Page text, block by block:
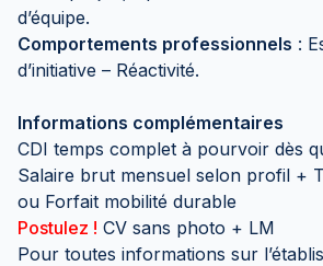
d’équipe.
Comportements professionnels :
d’initiative – Réactivité.
Informations complémentaires
CDI temps complet à pourvoir dès
Salaire brut mensuel selon profil +
ou Forfait mobilité durable
Postulez ! CV sans photo + LM
Pour toutes informations sur